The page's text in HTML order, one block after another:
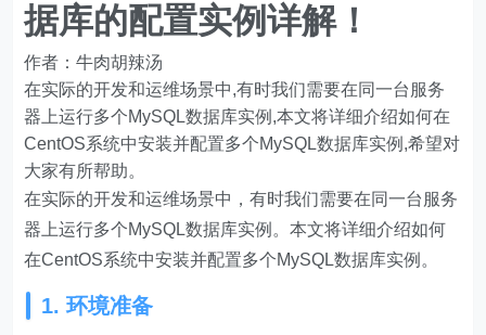
据库的配置实例详解！
作者：牛肉胡辣汤
在实际的开发和运维场景中,有时我们需要在同一台服务
器上运行多个MySQL数据库实例,本文将详细介绍如何在
CentOS系统中安装并配置多个MySQL数据库实例,希望对
大家有所帮助。
在实际的开发和运维场景中，有时我们需要在同一台服务
器上运行多个MySQL数据库实例。本文将详细介绍如何
在CentOS系统中安装并配置多个MySQL数据库实例。
1. 环境准备